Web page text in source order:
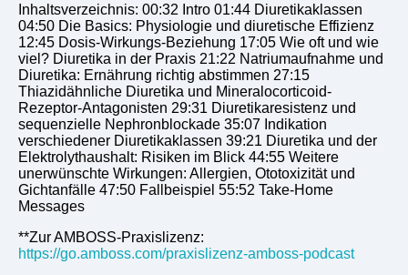
Inhaltsverzeichnis: 00:32 Intro 01:44 Diuretikaklassen
04:50 Die Basics: Physiologie und diuretische Effizienz
12:45 Dosis-Wirkungs-Beziehung 17:05 Wie oft und wie
viel? Diuretika in der Praxis 21:22 Natriumaufnahme und
Diuretika: Ernährung richtig abstimmen 27:15
Thiazidähnliche Diuretika und Mineralocorticoid-
Rezeptor-Antagonisten 29:31 Diuretikaresistenz und
sequenzielle Nephronblockade 35:07 Indikation
verschiedener Diuretikaklassen 39:21 Diuretika und der
Elektrolythaushalt: Risiken im Blick 44:55 Weitere
unerwünschte Wirkungen: Allergien, Ototoxizität und
Gichtanfälle 47:50 Fallbeispiel 55:52 Take-Home
Messages
**Zur AMBOSS-Praxislizenz:
https://go.amboss.com/praxislizenz-amboss-podcast